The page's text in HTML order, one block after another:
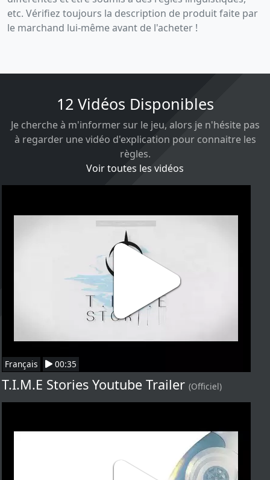
etc. Vérifiez toujours la description de produit faite par
le marchand lui-même avant de l'acheter !
12 Vidéos Disponibles
Je cherche à m'informer sur le jeu, alors je n'hésite pas
à regarder une vidéo d'explication pour connaitre les
règles.
Voir toutes les vidéos
Français 00:35
T.I.M.E Stories Youtube Trailer (Officiel)